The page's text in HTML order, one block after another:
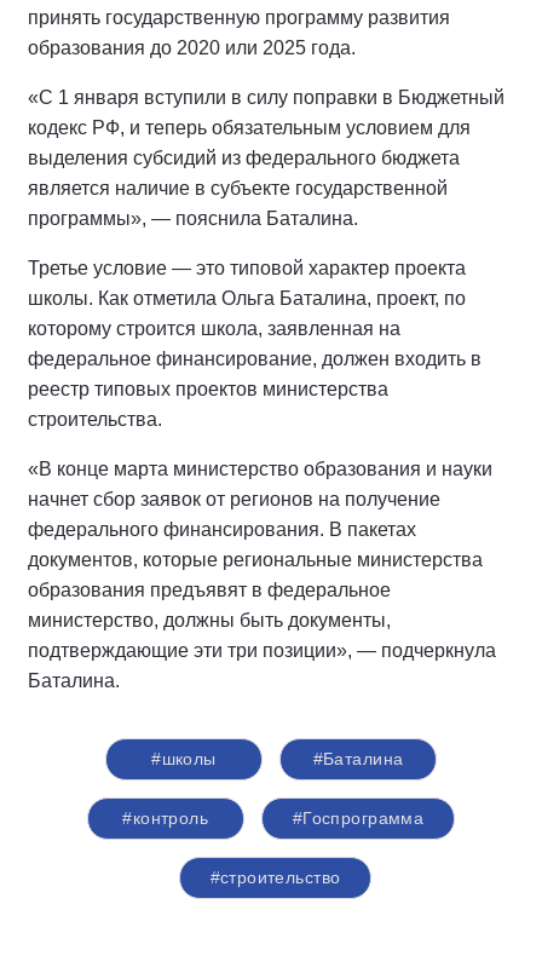
принять государственную программу развития
образования до 2020 или 2025 года.
«С 1 января вступили в силу поправки в Бюджетный
кодекс РФ, и теперь обязательным условием для
выделения субсидий из федерального бюджета
является наличие в субъекте государственной
программы», — пояснила Баталина.
Третье условие — это типовой характер проекта
школы. Как отметила Ольга Баталина, проект, по
которому строится школа, заявленная на
федеральное финансирование, должен входить в
реестр типовых проектов министерства
строительства.
«В конце марта министерство образования и науки
начнет сбор заявок от регионов на получение
федерального финансирования. В пакетах
документов, которые региональные министерства
образования предъявят в федеральное
министерство, должны быть документы,
подтверждающие эти три позиции», — подчеркнула
Баталина.
#школы #Баталина
#контроль #Госпрограмма
#строительство